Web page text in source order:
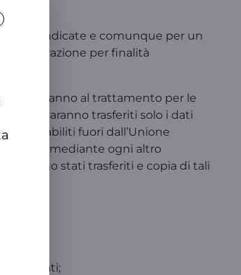
sopra indicate e comunque per un
conservazione per finalità
al trattamento per le
citati saranno trasferiti solo i dati
stabiliti fuori dall’Unione
dati o mediante ogni altro
sono stati trasferiti e copia di tali
a tali dati;